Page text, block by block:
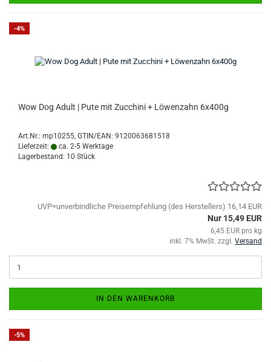
-4%
Wow Dog Adult | Pute mit Zucchini + Löwenzahn 6x400g
Art.Nr.: mp10255 GTIN/EAN: 9120063681518
Lieferzeit:
ca. 2-5 Werktage
Lagerbestand: 10 Stück
UVP=unverbindliche Preisempfehlung (des Herstellers) 16,14 EUR
Nur 15,49 EUR
6,45 EUR pro kg
inkl. 7% MwSt. zzgl. Versand
IN DEN WARENKORB
-5%